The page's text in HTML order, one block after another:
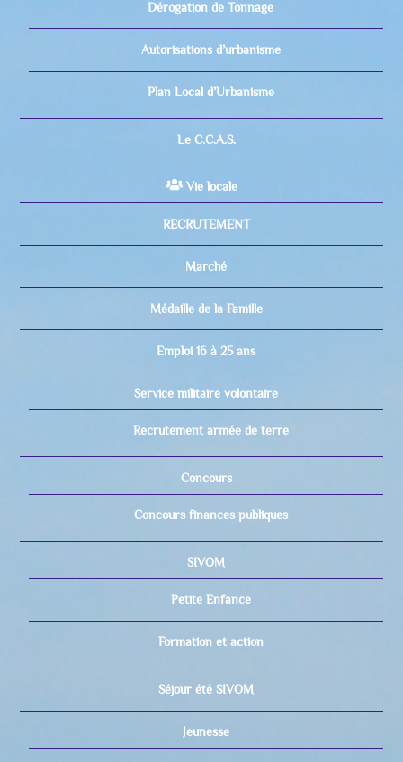
Dérogation de Tonnage
Autorisations d’urbanisme
Plan Local d’Urbanisme
Le C.C.A.S.
Vie locale
RECRUTEMENT
Marché
Médaille de la Famille
Emploi 16 à 25 ans
Service militaire volontaire
Recrutement armée de terre
Concours
Concours finances publiques
SIVOM
Petite Enfance
Formation et action
Séjour été SIVOM
Jeunesse